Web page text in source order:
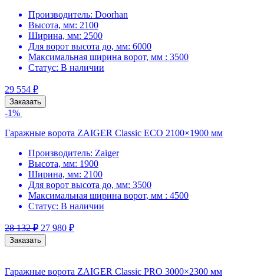
Производитель: Doorhan
Высота, мм: 2100
Ширина, мм: 2500
Для ворот высота до, мм: 6000
Максимальная ширина ворот, мм : 3500
Статус: В наличии
29 554 ₽
Заказать
-1%
Гаражные ворота ZAIGER Classic ECO 2100×1900 мм
Производитель: Zaiger
Высота, мм: 1900
Ширина, мм: 2100
Для ворот высота до, мм: 3500
Максимальная ширина ворот, мм : 4500
Статус: В наличии
28 132₽ 27 980 ₽
Заказать
Гаражные ворота ZAIGER Classic PRO 3000×2300 мм